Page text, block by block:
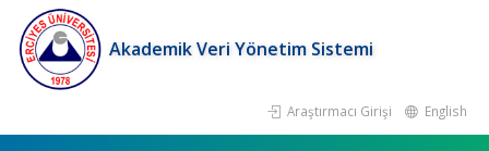
Akademik Veri Yönetim Sistemi
Araştırmacı Girişi English